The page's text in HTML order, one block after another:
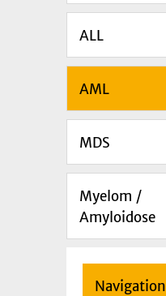
ALL
AML
MDS
Myelom /
Amyloidose
Navigation